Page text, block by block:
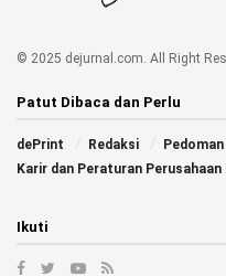
© 2025 dejurnal.com. All Right
Patut Dibaca dan Perlu
dePrint Redaksi
Karir dan Peraturan Perusahaan
Ikuti